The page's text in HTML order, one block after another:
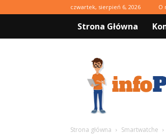
czwartek, sierpień 6, 2026 O
Strona Główna
infoPC.pl
Strona główna Smartwatche